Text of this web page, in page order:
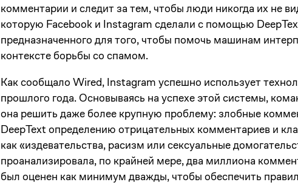
комментарии и следит за тем, чтобы люди никогда их не
которую Facebook и Instagram сделали с помощью
предназначенного для того, чтобы помочь машинам
контексте борьбы со спамом.
Как сообщало Wired, Instagram успешно использует
прошлого года. Основываясь на успехе этой системы,
она решить даже более крупную проблему: злобные
DeepText определению отрицательных комментариев и
как «издевательства, расизм или сексуальные
проанализировала, по крайней мере, два миллиона
был оценен как минимум дважды, чтобы обеспечить